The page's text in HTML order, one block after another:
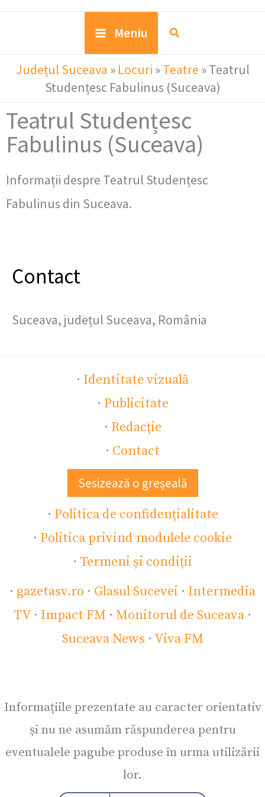
Meniu
Județul Suceava » Locuri »Teatre »Teatrul
Studențesc Fabulinus (Suceava)
Teatrul Studențesc
Fabulinus (Suceava)
Informații despre Teatrul Studențesc
Fabulinus din Suceava.
Contact
Suceava, județul Suceava, România
· Identitate vizuală
· Publicitate
· Redacție
· Contact
Sesizează o greșeală
· Politica de confidențialitate
· Politica privind modulele cookie
· Termeni și condiții
· gazetasv.ro · Glasul Sucevei · Intermedia
TV · Impact FM · Monitorul de Suceava ·
Suceava News · Viva FM
Informațiile prezentate au caracter orientativ
și nu ne asumăm răspunderea pentru
eventualele pagube produse în urma utilizării
lor.